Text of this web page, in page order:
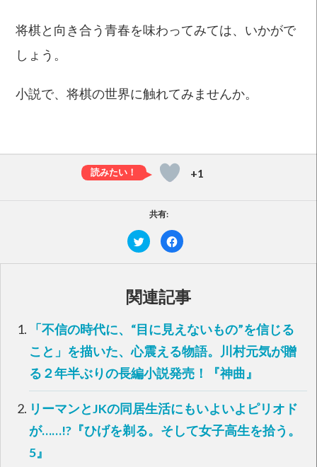
将棋と向き合う青春を味わってみては、いかがで
しょう。
小説で、将棋の世界に触れてみませんか。
+1
共有:
ク
リ
ク
T
w
i
t
e
で
共
有
(
新
し
い
ウ
ィ
ド
F
a
e
o
k
で
有
す
に
は
ク
リ
ッ
ク
て
く
だ
さ
関連記事
「不信の時代に、“目に見えないもの”を信じる
こと」を描いた、心震える物語。川村元気が贈
る２年半ぶりの長編小説発売！『神曲』
リーマンとJKの同居生活にもいよいよピリオド
が……!?『ひげを剃る。そして女子高生を拾う。
5』